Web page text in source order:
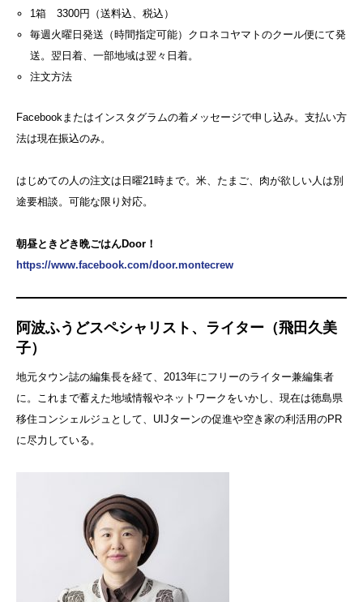
1箱 3300円（送料込、税込）
毎週火曜日発送（時間指定可能）クロネコヤマトのクール便にて発
送。翌日着、一部地域は翌々日着。
注文方法
Facebookまたはインスタグラムの着メッセージで申し込み。支払い方
法は現在振込のみ。
はじめての人の注文は日曜21時まで。米、たまご、肉が欲しい人は別
途要相談。可能な限り対応。
朝昼ときどき晩ごはんDoor！
https://www.facebook.com/door.montecrew
阿波ふうどスペシャリスト、ライター（飛田久美
子）
地元タウン誌の編集長を経て、2013年にフリーのライター兼編集者
に。これまで蓄えた地域情報やネットワークをいかし、現在は徳島県
移住コンシェルジュとして、UIJターンの促進や空き家の利活用のPR
に尽力している。